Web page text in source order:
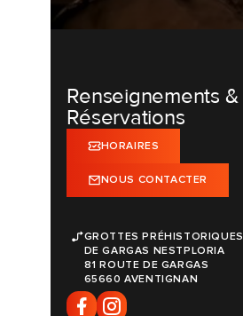
Renseignements &
Réservations
HORAIRES
NOUS CONTACTER
GROTTES PRÉHISTORIQUES
DE GARGAS NESTPLORIA
81 ROUTE DE GARGAS
65660 AVENTIGNAN